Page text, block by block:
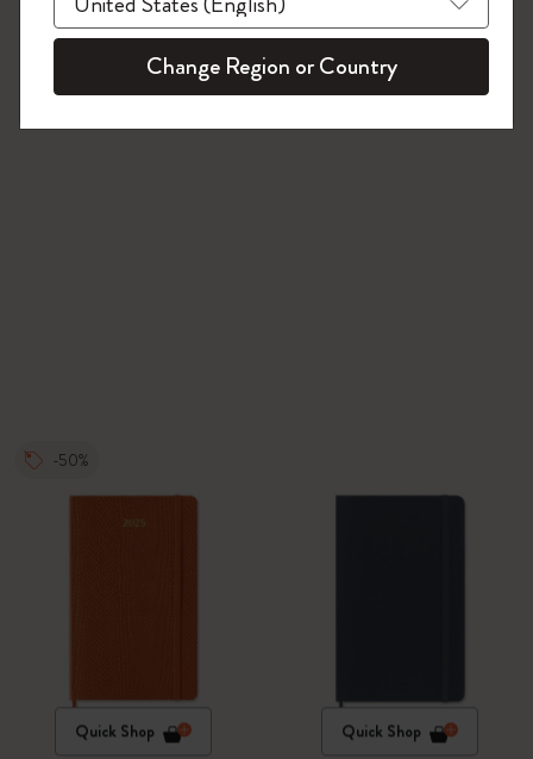
-50%
Quick Shop Quick Shop
今すぐ会員登録 !
Change Region or Country